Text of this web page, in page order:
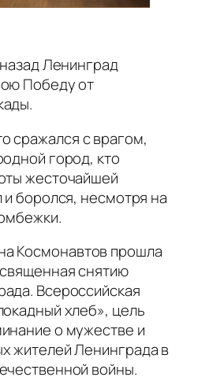
Ленинград
Победу от
сражался с врагом,
город, кто
жесточайшей
боролся, несмотря на
Космонавтов прошла
снятию
Всероссийская
хлеб», цель
о мужестве и
жителей Ленинграда в
войны.